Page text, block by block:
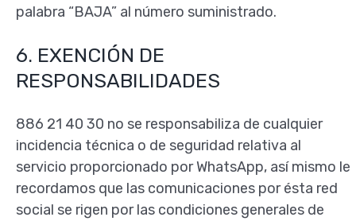
palabra “BAJA” al número suministrado.
6. EXENCIÓN DE
RESPONSABILIDADES
886 21 40 30 no se responsabiliza de cualquier
incidencia técnica o de seguridad relativa al
servicio proporcionado por WhatsApp, así mismo le
recordamos que las comunicaciones por ésta red
social se rigen por las condiciones generales de